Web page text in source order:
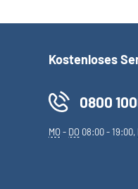
Kostenloses
0800
MO- DO 08:00 - 19:00,